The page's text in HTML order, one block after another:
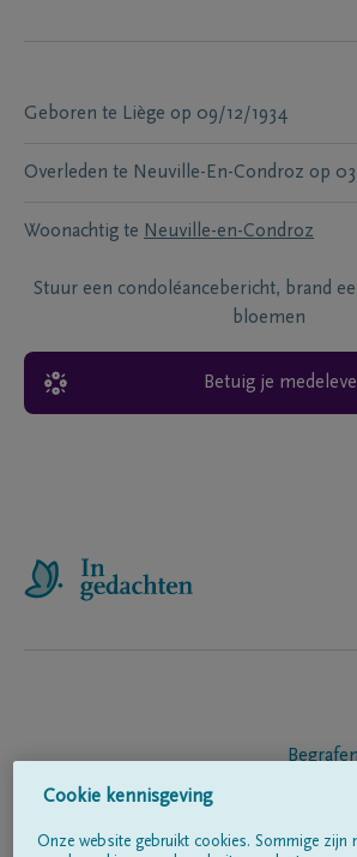
Geboren te Liège op 09/12/1934
Overleden te Neuville-En-Condroz op
Woonachtig te Neuville-en-Condroz
Stuur een condoléancebericht, brand
bloemen
Betuig je
Cookie kennisgeving
Onze website gebruikt cookies. Sommige zijn